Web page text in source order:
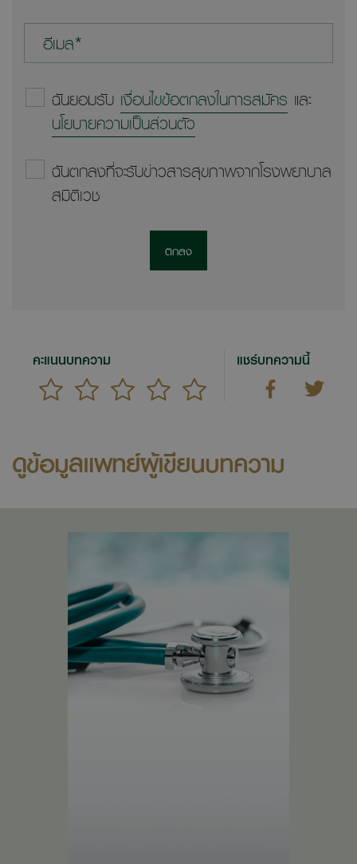
อีเมล*
ฉันยอมรับ เงื่อนไขข้อตกลงในการสมัคร และ
นโยบายความเป็นส่วนตัว
ฉันตกลงที่จะรับข่าวสารสุขภาพจากโรงพยาบาล
สมิติเวช
ตกลง
คะแนนบทความ แชร์บทความนี้
ดูข้อมูลแพทย์ผู้เขียนบทความ